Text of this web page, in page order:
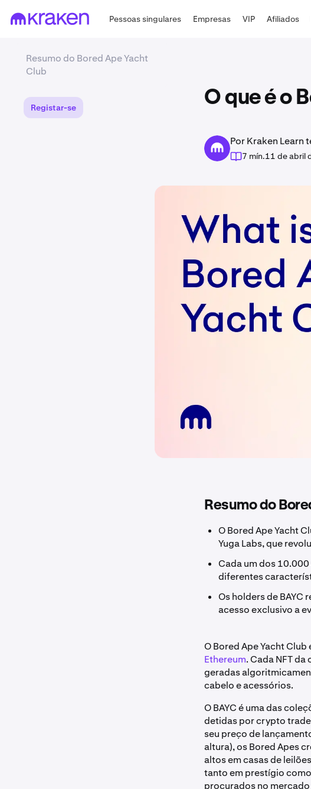
Pessoas singulares Empresas VIP Afiliados
O que é o
Por Kraken Learn
7 mín.11 de abril
Resumo do
O Bored Ape Yacht
Yuga Labs, que
Cada um dos
diferentes
Os holders de
acesso exclusivo a
O Bored Ape Yacht
Ethereum. Cada NFT
geradas
cabelo e acessórios.
O BAYC é uma das
detidas por crypto
seu preço de
altura), os Bored Apes
altos em casas de
tanto em prestígio
procurados no
Resumo do Bored Ape Yacht
Club
Registar-se